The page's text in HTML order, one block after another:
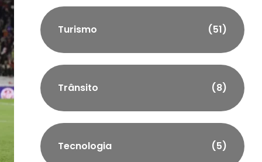
Turismo (51)
Trânsito (8)
Tecnologia (5)